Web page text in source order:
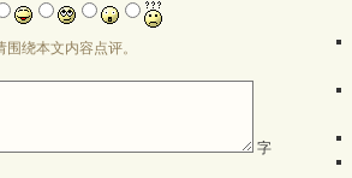
绕本文内容点评。
字